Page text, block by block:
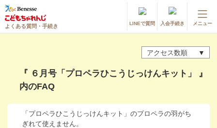
よくある質問・手続き LINEで質問 入会手続き メニュー
よくある質問・お問い合わせ
カテゴリーから探す
アクセス数順
『 ６月号「プロペラひこうじっけんキット」 』
内のFAQ
「プロペラひこうじっけんキット」のプロペラの羽がち
ぎれて使えません。